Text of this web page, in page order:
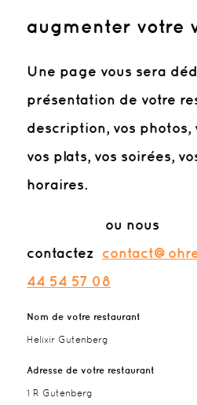
augmenter votre
Une page vous sera
présentation de votre
description, vos photos,
vos plats, vos soirées,
horaires.
ou nous
contactez
44 54 57 08
Nom de votre restaurant
Helixir Gutenberg
Adresse de votre restaurant
1 R Gutenberg